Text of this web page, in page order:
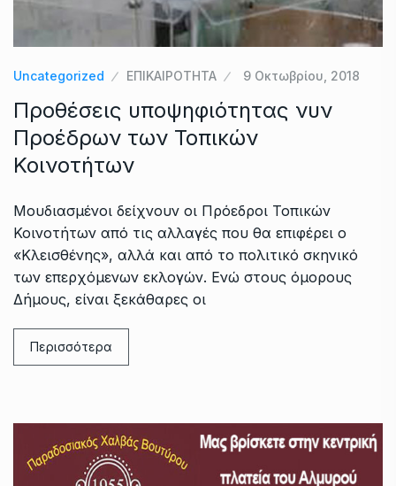
Uncategorized ΕΠΙΚΑΙΡΟΤΗΤΑ 9 Οκτωβρίου, 2018
Προθέσεις υποψηφιότητας νυν
Προέδρων των Τοπικών
Κοινοτήτων
Μουδιασμένοι δείχνουν οι Πρόεδροι Τοπικών
Κοινοτήτων από τις αλλαγές που θα επιφέρει ο
«Κλεισθένης», αλλά και από το πολιτικό σκηνικό
των επερχόμενων εκλογών. Ενώ στους όμορους
Δήμους, είναι ξεκάθαρες οι
Περισσότερα